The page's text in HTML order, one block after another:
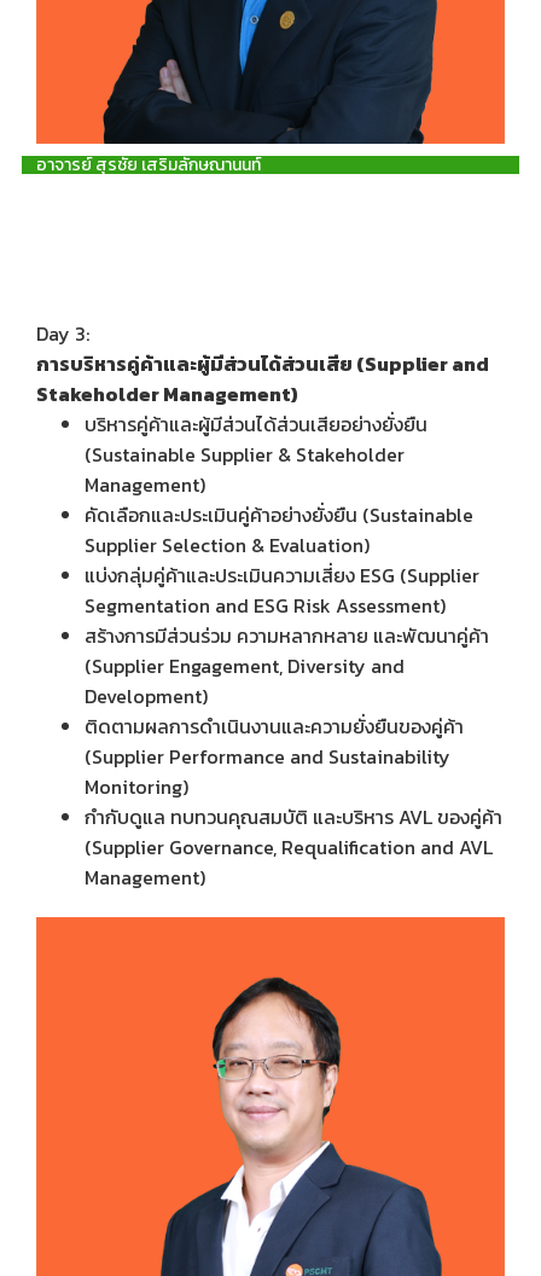
อาจารย์ สุรชัย เสริมลักษณานนท์
Day 3:
การบริหารคู่ค้าและผู้มีส่วนได้ส่วนเสีย (Supplier and
Stakeholder Management)
บริหารคู่ค้าและผู้มีส่วนได้ส่วนเสียอย่างยั่งยืน
(Sustainable Supplier & Stakeholder
Management)
คัดเลือกและประเมินคู่ค้าอย่างยั่งยืน (Sustainable
Supplier Selection & Evaluation)
แบ่งกลุ่มคู่ค้าและประเมินความเสี่ยง ESG (Supplier
Segmentation and ESG Risk Assessment)
สร้างการมีส่วนร่วม ความหลากหลาย และพัฒนาคู่ค้า
(Supplier Engagement, Diversity and
Development)
ติดตามผลการดำเนินงานและความยั่งยืนของคู่ค้า
(Supplier Performance and Sustainability
Monitoring)
กำกับดูแล ทบทวนคุณสมบัติ และบริหาร AVL ของคู่ค้า
(Supplier Governance, Requalification and AVL
Management)